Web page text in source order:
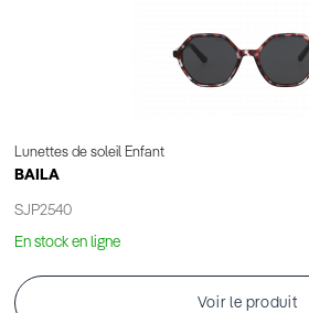
Lunettes de soleil Enfant
BAILA
SJP2540
En stock en ligne
Voir le produit